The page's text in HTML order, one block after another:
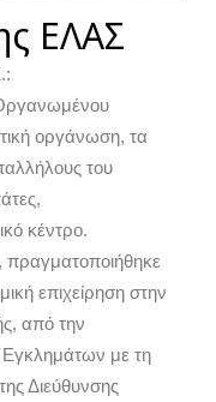
ΕΛΑΣ
οργάνωση, τα
του
κέντρο.
πραγματοποιήθηκε
επιχείρηση στην
από την
Εγκλημάτων με τη
Διεύθυνσης